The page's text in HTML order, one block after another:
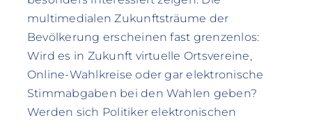
multimedialen Zukunftsträume der
Bevölkerung erscheinen fast grenzenlos:
Wird es in Zukunft virtuelle Ortsvereine,
Online-Wahlkreise oder gar elektronische
Stimmabgaben bei den Wahlen geben?
Werden sich Politiker elektronischen